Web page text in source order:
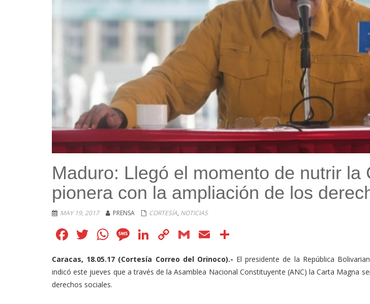
Maduro: Llegó el momento de nutrir la
pionera con la ampliación de los
MAY 19, 2017 PRENSA CORTESÍA, NOTICIAS
Facebook
Twitter
WhatsApp
Message
LinkedIn
Copy
Link
GmailEmail
Caracas, 18.05.17 (Cortesía Correo del Orinoco).- El presidente de la República
indicó este jueves que a través de la Asamblea Nacional Constituyente (ANC) la Carta Magna
derechos sociales.